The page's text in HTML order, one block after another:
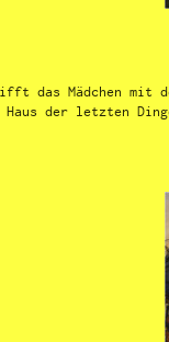
das Mädchen mit
der letzten